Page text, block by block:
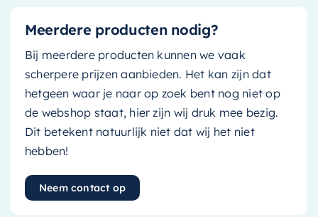
Meerdere producten nodig?
Bij meerdere producten kunnen we vaak
scherpere prijzen aanbieden. Het kan zijn dat
hetgeen waar je naar op zoek bent nog niet op
de webshop staat, hier zijn wij druk mee bezig.
Dit betekent natuurlijk niet dat wij het niet
hebben!
Neem contact op